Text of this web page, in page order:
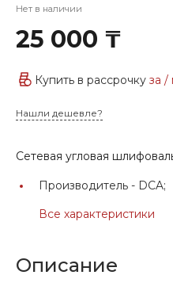
Нет в наличии
25 000 ₸
Купить в рассрочку за /
Нашли дешевле?
Сетевая угловая
Производитель - DCA;
Все характеристики
Описание